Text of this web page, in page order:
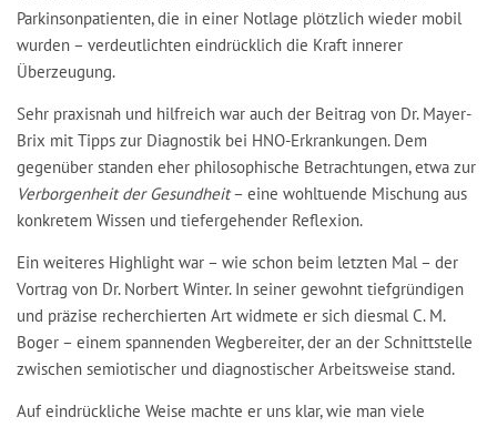
Parkinsonpatienten, die in einer Notlage plötzlich wieder mobil
wurden – verdeutlichten eindrücklich die Kraft innerer
Überzeugung.
Sehr praxisnah und hilfreich war auch der Beitrag von Dr. Mayer-
Brix mit Tipps zur Diagnostik bei HNO-Erkrankungen. Dem
gegenüber standen eher philosophische Betrachtungen, etwa zur
Verborgenheit der Gesundheit– eine wohltuende Mischung aus
konkretem Wissen und tiefergehender Reflexion.
Ein weiteres Highlight war – wie schon beim letzten Mal – der
Vortrag von Dr. Norbert Winter. In seiner gewohnt tiefgründigen
und präzise recherchierten Art widmete er sich diesmal C. M.
Boger – einem spannenden Wegbereiter, der an der Schnittstelle
zwischen semiotischer und diagnostischer Arbeitsweise stand.
Auf eindrückliche Weise machte er uns klar, wie man viele